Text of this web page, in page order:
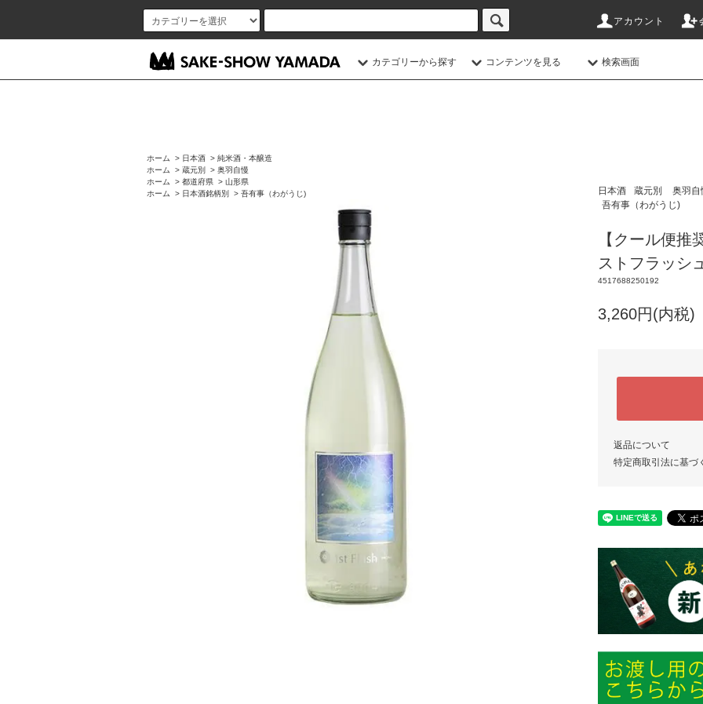
アカウント
カテゴリーから探す コンテンツを見る 検索画面
ホーム > 日本酒 >純米酒・本醸造
ホーム
>蔵元別 >奥羽自慢
ホーム
>都道府県 >山形県
ホーム
> 日本酒銘柄別 >吾有事（わがうじ) 日本酒 蔵元別 奥羽自
吾有事（わがうじ)
【クール便推
ストフラッシ
4517688250192
3,260円(内税)
返品について
特定商取引法に基づ